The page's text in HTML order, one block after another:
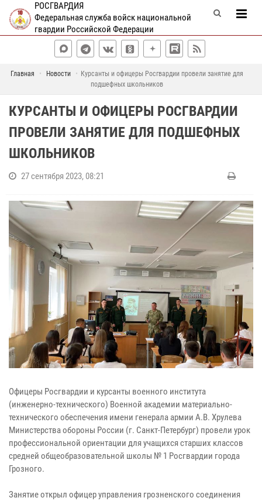
РОСГВАРДИЯ
Федеральная служба войск национальной
гвардии Российской Федерации
Главная Новости
Курсанты и офицеры Росгвардии провели занятие для
подшефных школьников
КУРСАНТЫ И ОФИЦЕРЫ РОСГВАРДИИ
ПРОВЕЛИ ЗАНЯТИЕ ДЛЯ ПОДШЕФНЫХ
ШКОЛЬНИКОВ
27 сентября 2023, 08:21
Офицеры Росгвардии и курсанты военного института
(инженерно-технического) Военной академии материально-
технического обеспечения имени генерала армии А.В. Хрулева
Министерства обороны России (г. Санкт-Петербург) провели урок
профессиональной ориентации для учащихся старших классов
средней общеобразовательной школы № 1 Росгвардии города
Грозного.
Занятие открыл офицер управления грозненского соединения